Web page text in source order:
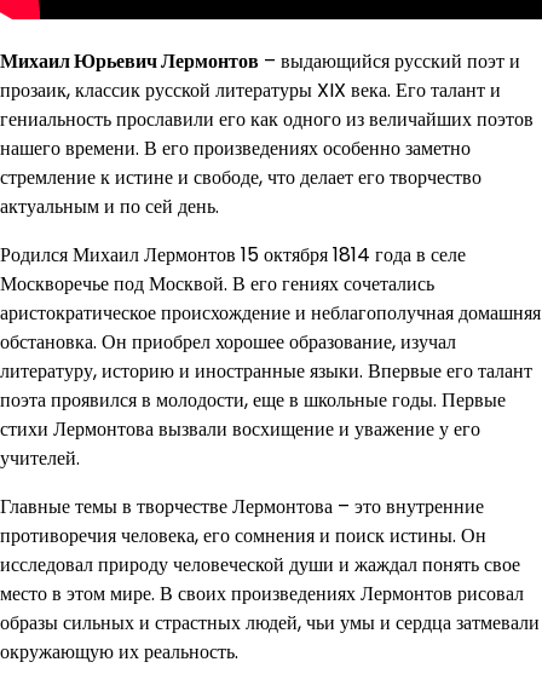
Михаил Юрьевич Лермонтов – выдающийся русский поэт и
прозаик, классик русской литературы XIX века. Его талант и
гениальность прославили его как одного из величайших поэтов
нашего времени. В его произведениях особенно заметно
стремление к истине и свободе, что делает его творчество
актуальным и по сей день.
Родился Михаил Лермонтов 15 октября 1814 года в селе
Москворечье под Москвой. В его гениях сочетались
аристократическое происхождение и неблагополучная домашняя
обстановка. Он приобрел хорошее образование, изучал
литературу, историю и иностранные языки. Впервые его талант
поэта проявился в молодости, еще в школьные годы. Первые
стихи Лермонтова вызвали восхищение и уважение у его
учителей.
Главные темы в творчестве Лермонтова – это внутренние
противоречия человека, его сомнения и поиск истины. Он
исследовал природу человеческой души и жаждал понять свое
место в этом мире. В своих произведениях Лермонтов рисовал
образы сильных и страстных людей, чьи умы и сердца затмевали
окружающую их реальность.